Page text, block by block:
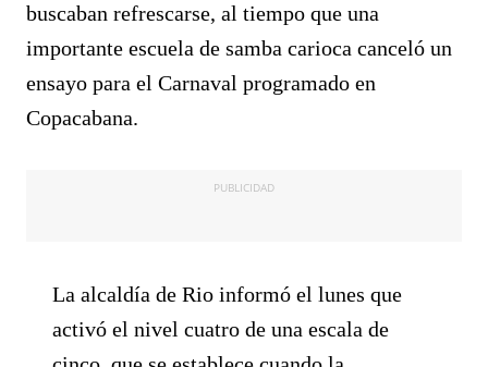
buscaban refrescarse, al tiempo que una
importante escuela de samba carioca canceló un
ensayo para el Carnaval programado en
Copacabana.
PUBLICIDAD
La alcaldía de Rio informó el lunes que
activó el nivel cuatro de una escala de